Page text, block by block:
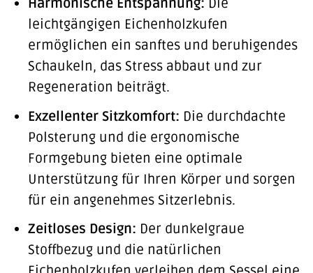
Harmonische Entspannung: Die
leichtgängigen Eichenholzkufen
ermöglichen ein sanftes und beruhigendes
Schaukeln, das Stress abbaut und zur
Regeneration beiträgt.
Exzellenter Sitzkomfort: Die durchdachte
Polsterung und die ergonomische
Formgebung bieten eine optimale
Unterstützung für Ihren Körper und sorgen
für ein angenehmes Sitzerlebnis.
Zeitloses Design: Der dunkelgraue
Stoffbezug und die natürlichen